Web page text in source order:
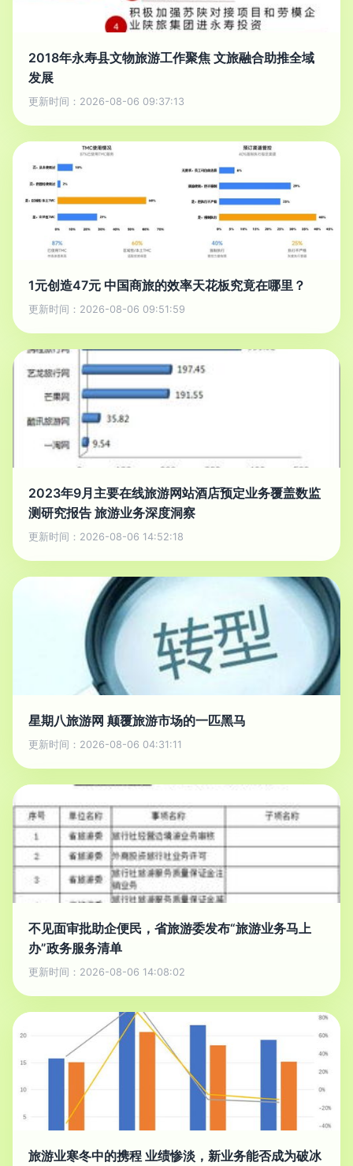
2018年永寿县文物旅游工作聚焦 文旅融合助推全域
发展
更新时间：2026-08-06 09:37:13
1元创造47元 中国商旅的效率天花板究竟在哪里？
更新时间：2026-08-06 09:51:59
2023年9月主要在线旅游网站酒店预定业务覆盖数监
测研究报告 旅游业务深度洞察
更新时间：2026-08-06 14:52:18
星期八旅游网 颠覆旅游市场的一匹黑马
更新时间：2026-08-06 04:31:11
不见面审批助企便民，省旅游委发布“旅游业务马上
办”政务服务清单
更新时间：2026-08-06 14:08:02
旅游业寒冬中的携程 业绩惨淡，新业务能否成为破冰